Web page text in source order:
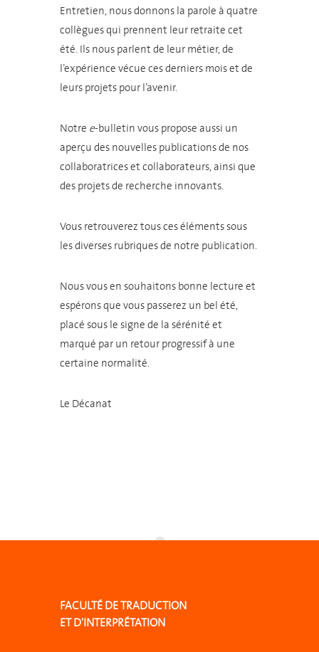
Entretien, nous donnons la parole à quatre
collègues qui prennent leur retraite cet
été. Ils nous parlent de leur métier, de
l’expérience vécue ces derniers mois et de
leurs projets pour l’avenir.
Notre e-bulletin vous propose aussi un
aperçu des nouvelles publications de nos
collaboratrices et collaborateurs, ainsi que
des projets de recherche innovants.
Vous retrouverez tous ces éléments sous
les diverses rubriques de notre publication.
Nous vous en souhaitons bonne lecture et
espérons que vous passerez un bel été,
placé sous le signe de la sérénité et
marqué par un retour progressif à une
certaine normalité.
Le Décanat
FACULTÉ DE TRADUCTION
ET D'INTERPRÉTATION